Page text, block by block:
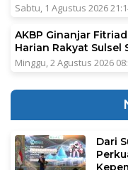
Sabtu, 1 Agustus 2026
AKBP Ginanjar
Harian Rakyat Sulsel
Minggu, 2 Agustus 2026
Dari